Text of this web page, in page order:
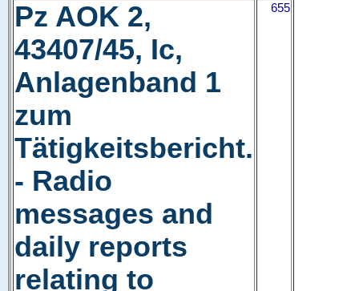
Pz AOK 2,
43407/45, Ic,
Anlagenband 1
zum
Tätigkeitsbericht.
- Radio
messages and
daily reports
relating to
655